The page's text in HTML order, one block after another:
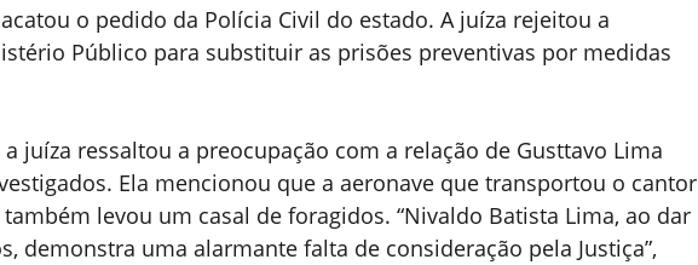
o pedido da Polícia Civil do estado. A juíza rejeitou a
Público para substituir as prisões preventivas por medidas
a juíza ressaltou a preocupação com a relação de Gusttavo Lima
Ela mencionou que a aeronave que transportou o cantor
levou um casal de foragidos. “Nivaldo Batista Lima, ao dar
demonstra uma alarmante falta de consideração pela Justiça”,